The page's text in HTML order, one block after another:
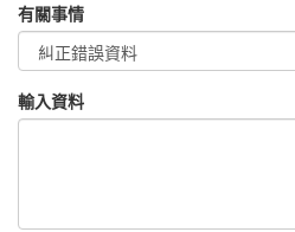
有關事情
輸入資料